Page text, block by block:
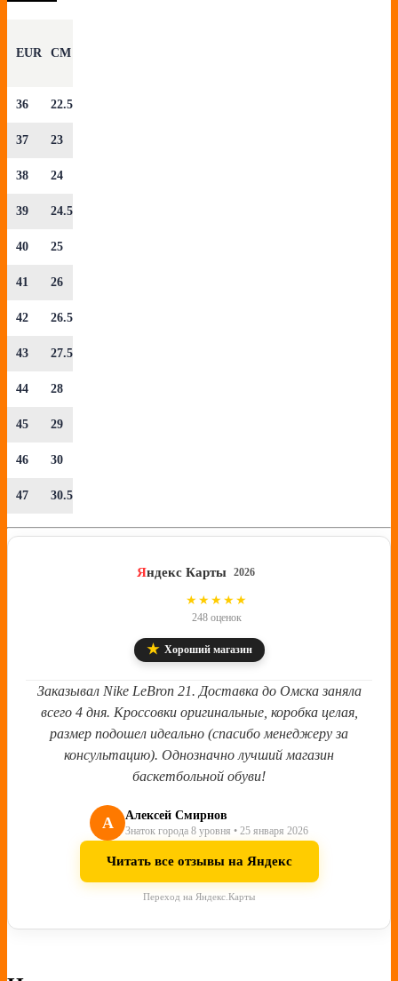
EUR CM
36 22.5
37 23
38 24
39 24.5
40 25
41 26
42 26.5
43 27.5
44 28
45 29
46 30
47 30.5
Яндекс Карты 2026
★★★★★
248 оценок
★ Хороший магазин
Заказывал Nike LeBron 21. Доставка до Омска заняла
всего 4 дня. Кроссовки оригинальные, коробка целая,
размер подошел идеально (спасибо менеджеру за
консультацию). Однозначно лучший магазин
баскетбольной обуви!
А Алексей Смирнов
Знаток города 8 уровня • 25 января 2026
Читать все отзывы на Яндекс
Переход на Яндекс.Карты